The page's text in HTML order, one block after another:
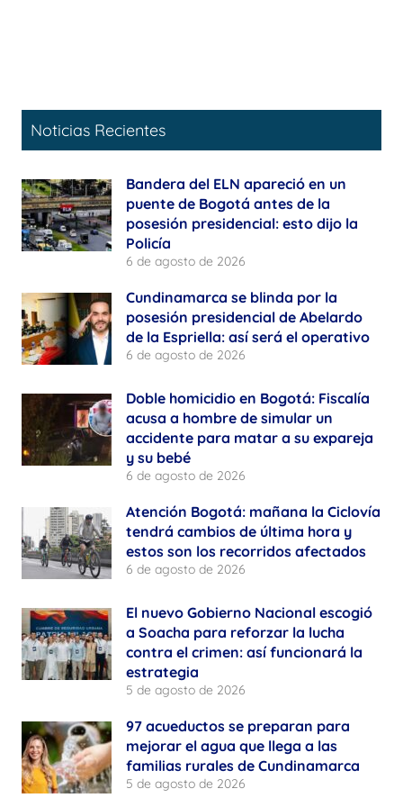
Noticias Recientes
Bandera del ELN apareció en un
puente de Bogotá antes de la
posesión presidencial: esto dijo la
Policía
6 de agosto de 2026
Cundinamarca se blinda por la
posesión presidencial de Abelardo
de la Espriella: así será el operativo
6 de agosto de 2026
Doble homicidio en Bogotá: Fiscalía
acusa a hombre de simular un
accidente para matar a su expareja
y su bebé
6 de agosto de 2026
Atención Bogotá: mañana la Ciclovía
tendrá cambios de última hora y
estos son los recorridos afectados
6 de agosto de 2026
El nuevo Gobierno Nacional escogió
a Soacha para reforzar la lucha
contra el crimen: así funcionará la
estrategia
5 de agosto de 2026
97 acueductos se preparan para
mejorar el agua que llega a las
familias rurales de Cundinamarca
5 de agosto de 2026